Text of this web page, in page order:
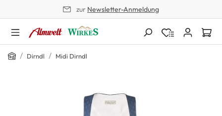
zur Newsletter-Anmeldung
Home
/ Dirndl / Midi Dirndl